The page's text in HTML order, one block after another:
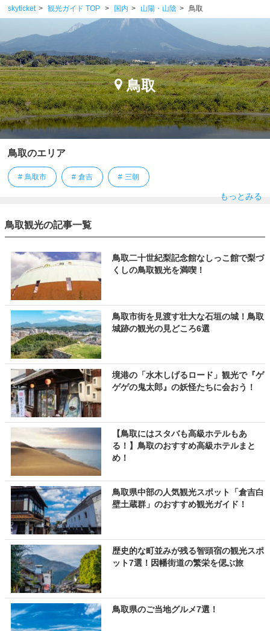
skyticket 観光ガイド TOP 国内 山陽・山陰 鳥取
鳥取
鳥取のエリア
鳥取市 倉吉 三朝
もっとみる
鳥取観光の記事一覧
鳥取二十世紀梨記念館なしっこ館で梨づ
くしの鳥取観光を満喫！
鳥取市街を見渡す壮大な石垣の城！鳥取
城跡の観光の見どころ6選
境港の「水木しげるロード」観光で『ゲ
ゲゲの鬼太郎』の妖怪たちに会おう！
【鳥取にはスタバも高級ホテルもあ
る！】鳥取のおすすめ高級ホテルまと
め！
鳥取県中部の人気観光スポット「倉吉白
壁土蔵群」のおすすめ観光ガイド！
歴史的な町並みが残る智頭宿の観光スポ
ット7選！因幡街道の繁栄を偲ぶ旅
鳥取県のご当地グルメ7選！